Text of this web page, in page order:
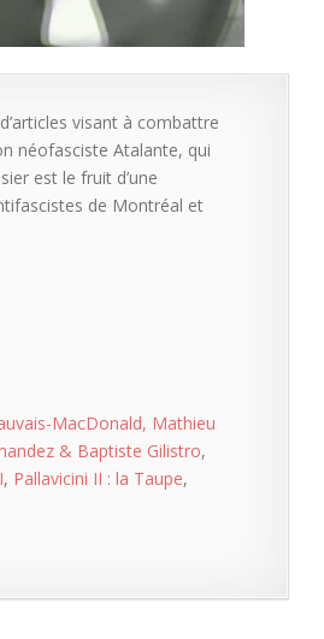
visant à combattre
néofasciste Atalante, qui
est le fruit d’une
de Montréal et
MacDonald, Mathieu
& Baptiste Gilistro,
, Pallavicini II : la Taupe,